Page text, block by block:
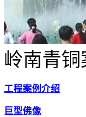
岭南青
工程案例介绍
巨型佛像